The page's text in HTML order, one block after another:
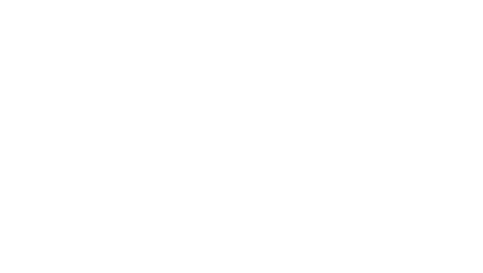
örtlich nicht zuständigen Personalausweisbehörde
Personalausweis darf nur mit Ermächtigung der